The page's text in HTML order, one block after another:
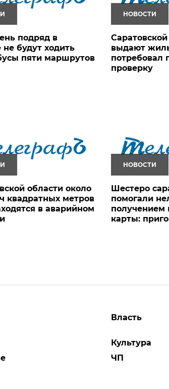
подряд в
не будут ходить
пяти маршрутов
НОВОСТИ
выдают
потребовал
проверку
области около
квадратных метров
в аварийном
НОВОСТИ
Шестеро
помогали
получением
карты:
Власть
Культура
ЧП